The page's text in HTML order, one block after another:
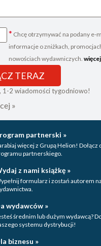
* Chcę otrzymywać na podany e-
informacje o zniżkach,
nowościach wydawniczych. więcej
TERAZ
1-2 wiadomości tygodniowo!
»
partnerski »
więcej z Grupą Helion! Dołącz
partnerskiego.
z nami książkę »
formularz i zostań autorem
wydawców »
średnim lub dużym wydawcą?
systemu dystrybucji!
biznesu »